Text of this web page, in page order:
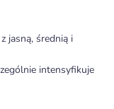
jasną, średnią i
intensyfikuje